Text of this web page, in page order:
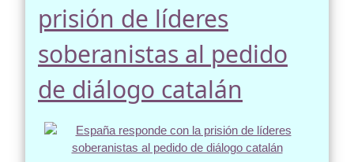
prisión de líderes
soberanistas al pedido
de diálogo catalán